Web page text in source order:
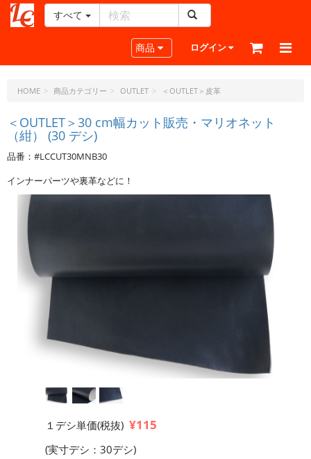
ー
ラ
ト・
ド
ッ
ト・
ジ
ェ
すべて
Toggle navigation
商品 ログイン
HOME 商品カテゴリー OUTLET ＜OUTLET＞皮革
＜OUTLET＞30 cm幅カット販売・マリオネット
（紺） (30 デシ)
品番：#LCCUT30MNB30
インナーパーツや裏革などに！
１デシ単価(税抜) ¥115
(実寸デシ：30デシ)